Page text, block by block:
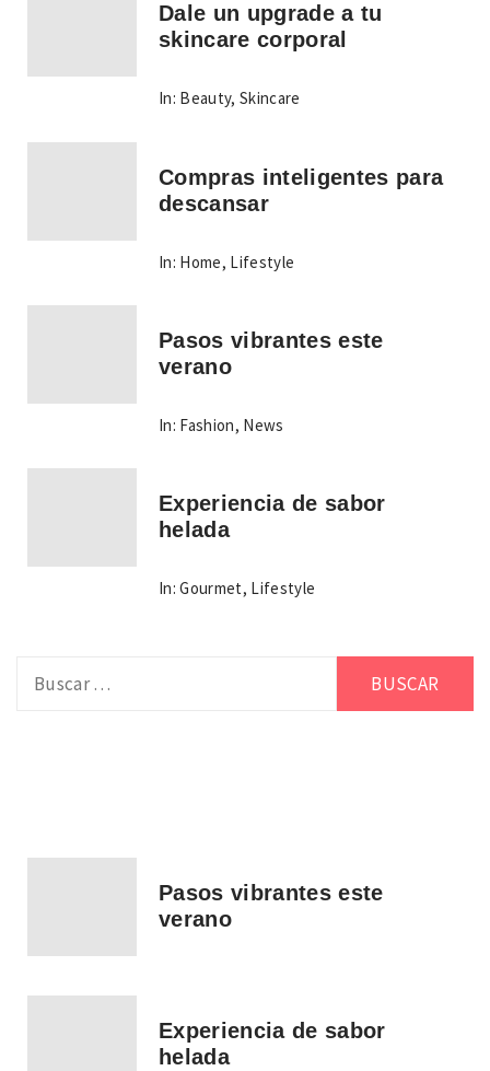
Dale un upgrade a tu
skincare corporal
In: Beauty,Skincare
Compras inteligentes para
descansar
In: Home, Lifestyle
Pasos vibrantes este
verano
In: Fashion, News
Experiencia de sabor
helada
In: Gourmet, Lifestyle
Pasos vibrantes este
verano
Experiencia de sabor
helada